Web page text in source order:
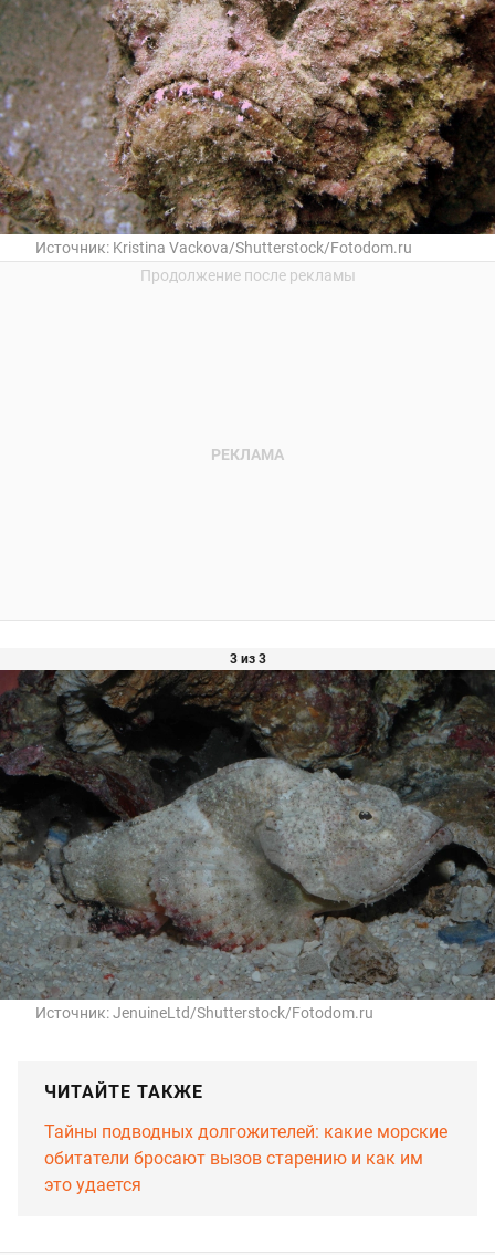
Источник: Kristina Vackova/Shutterstock/Fotodom.ru
3 из 3
Источник:JenuineLtd/Shutterstock/Fotodom.ru
ЧИТАЙТЕ ТАКЖЕ
Тайны подводных долгожителей: какие морские
обитатели бросают вызов старению и как им
это удается